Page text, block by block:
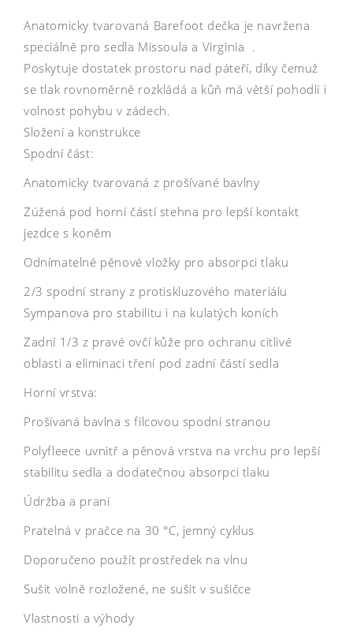
Anatomicky tvarovaná Barefoot dečka je navržena
speciálně pro sedla Missoula a Virginia .
Poskytuje dostatek prostoru nad páteří, díky čemuž
se tlak rovnoměrně rozkládá a kůň má větší pohodlí i
volnost pohybu v zádech.
Složení a konstrukce
Spodní část:
Anatomicky tvarovaná z prošívané bavlny
Zúžená pod horní částí stehna pro lepší kontakt
jezdce s koněm
Odnímatelné pěnové vložky pro absorpci tlaku
2/3 spodní strany z protiskluzového materiálu
Sympanova pro stabilitu i na kulatých koních
Zadní 1/3 z pravé ovčí kůže pro ochranu citlivé
oblasti a eliminaci tření pod zadní částí sedla
Horní vrstva:
Prošívaná bavlna s filcovou spodní stranou
Polyfleece uvnitř a pěnová vrstva na vrchu pro lepší
stabilitu sedla a dodatečnou absorpci tlaku
Údržba a praní
Pratelná v pračce na 30 °C, jemný cyklus
Doporučeno použít prostředek na vlnu
Sušit volně rozložené, ne sušit v sušičce
Vlastnosti a výhody